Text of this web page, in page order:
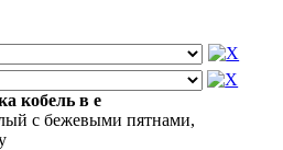
кобель в е
с бежевыми пятнами,